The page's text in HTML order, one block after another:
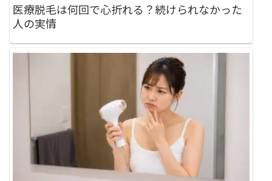
医療脱毛は何回で心折れる？続けられなかった
人の実情